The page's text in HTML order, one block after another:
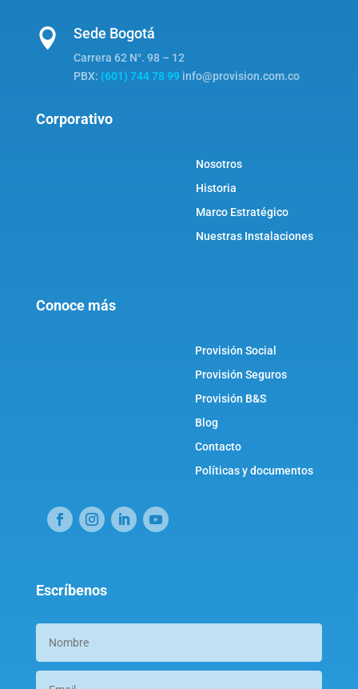
 Sede Bogotá
Carrera 62 N°. 98 – 12
PBX: (601) 744 78 99 info@provision.com.co
Corporativo
Nosotros
Historia
Marco Estratégico
Nuestras Instalaciones
Conoce más
Provisión Social
Provisión Seguros
Provisión B&S
Blog
Contacto
Políticas y documentos
Escríbenos